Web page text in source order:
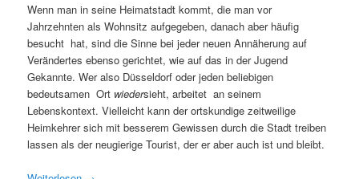
Wenn man in seine Heimatstadt kommt, die man vor
Jahrzehnten als Wohnsitz aufgegeben, danach aber häufig
besucht hat, sind die Sinne bei jeder neuen Annäherung auf
Verändertes ebenso gerichtet, wie auf das in der Jugend
Gekannte. Wer also Düsseldorf oder jeden beliebigen
bedeutsamen Ort wiedersieht, arbeitet an seinem
Lebenskontext. Vielleicht kann der ortskundige zeitweilige
Heimkehrer sich mit besserem Gewissen durch die Stadt treiben
lassen als der neugierige Tourist, der er aber auch ist und bleibt.